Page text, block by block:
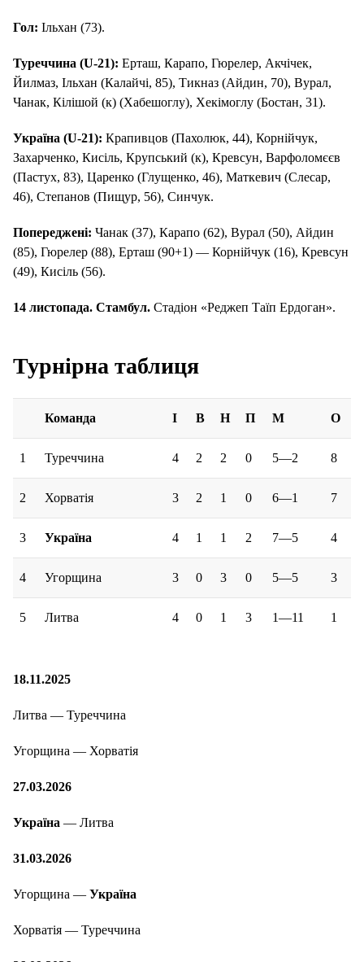
Гол: Ільхан (73).
Туреччина (U-21): Ерташ, Карапо, Гюрелер, Акчічек,
Йилмаз, Ільхан (Калайчі, 85), Тикназ (Айдин, 70), Вурал,
Чанак, Кілішой (к) (Хабешоглу), Хекімоглу (Бостан, 31).
Україна (U-21): Крапивцов (Пахолюк, 44), Корнійчук,
Захарченко, Кисіль, Крупський (к), Кревсун, Варфоломєєв
(Пастух, 83), Царенко (Глущенко, 46), Маткевич (Слесар,
46), Степанов (Пищур, 56), Синчук.
Попереджені: Чанак (37), Карапо (62), Вурал (50), Айдин
(85), Гюрелер (88), Ерташ (90+1) — Корнійчук (16), Кревсун
(49), Кисіль (56).
14 листопада. Стамбул. Стадіон «Реджеп Таїп Ердоган».
Турнірна таблиця
Команда І В Н П М О
1 Туреччина 4 2 2 0 5—2 8
2 Хорватія 3 2 1 0 6—1 7
3 Україна 4 1 1 2 7—5 4
4 Угорщина 3 0 3 0 5—5 3
5 Литва 4 0 1 3 1—11 1
18.11.2025
Литва — Туреччина
Угорщина — Хорватія
27.03.2026
Україна — Литва
31.03.2026
Угорщина — Україна
Хорватія — Туреччина